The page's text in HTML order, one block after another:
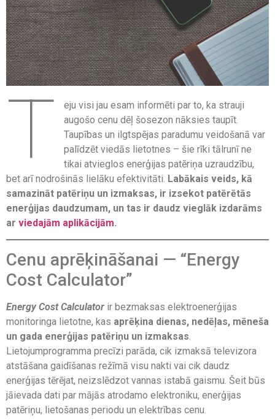
T
eju visi jau esam informēti par to, ka strauji
augošo cenu dēļ šosezon nāksies taupīt.
Taupības un ilgtspējas paradumu veidošanā var
palīdzēt viedās lietotnes – šie rīki tālrunī ne
tikai atvieglos enerģijas patēriņa uzraudzību,
bet arī nodrošinās lielāku efektivitāti. Labākais veids, kā
samazināt patēriņu un izmaksas, ir izsekot patērētās
enerģijas daudzumam, un tas ir daudz vieglāk izdarāms
ar viedajām aplikācijām.
Cenu aprēķināšanai — “Energy
Cost Calculator”
Energy Cost Calculator ir bezmaksas elektroenerģijas
monitoringa lietotne, kas aprēķina dienas, nedēļas, mēneša
un gada enerģijas patēriņu un izmaksas
Lietojumprogramma precīzi parāda, cik izmaksā televizora
atstāšana gaidīšanas režīmā visu nakti vai cik daudz
enerģijas tērējat, neizslēdzot vannas istabā gaismu. Šeit būs
jāievada dati par mājās atrodamo elektroniku, enerģijas
patēriņu, lietošanas periodu un elektrības cenu.